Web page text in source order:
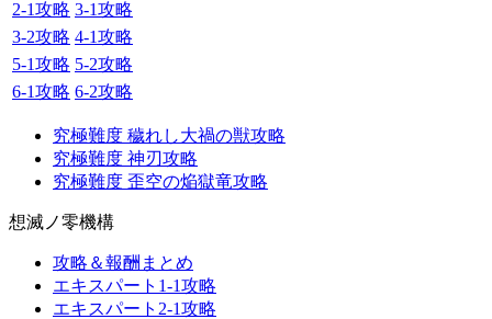
2-1攻略 3-1攻略
3-2攻略 4-1攻略
5-1攻略 5-2攻略
6-1攻略 6-2攻略
究極難度 穢れし大禍の獣攻略
究極難度 神刃攻略
究極難度 歪空の焔獄竜攻略
想滅ノ零機構
攻略＆報酬まとめ
エキスパート1-1攻略
エキスパート2-1攻略